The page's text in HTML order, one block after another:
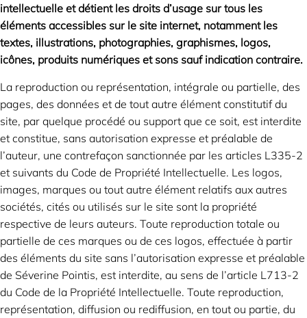
intellectuelle et détient les droits d’usage sur tous les
éléments accessibles sur le site internet, notamment les
textes, illustrations, photographies, graphismes, logos,
icônes, produits numériques et sons sauf indication contraire.
La reproduction ou représentation, intégrale ou partielle, des
pages, des données et de tout autre élément constitutif du
site, par quelque procédé ou support que ce soit, est interdite
et constitue, sans autorisation expresse et préalable de
l’auteur, une contrefaçon sanctionnée par les articles L335-2
et suivants du Code de Propriété Intellectuelle. Les logos,
images, marques ou tout autre élément relatifs aux autres
sociétés, cités ou utilisés sur le site sont la propriété
respective de leurs auteurs. Toute reproduction totale ou
partielle de ces marques ou de ces logos, effectuée à partir
des éléments du site sans l’autorisation expresse et préalable
de Séverine Pointis, est interdite, au sens de l’article L713-2
du Code de la Propriété Intellectuelle. Toute reproduction,
représentation, diffusion ou rediffusion, en tout ou partie, du